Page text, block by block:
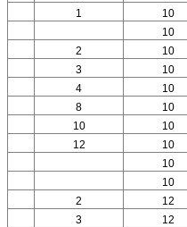
10
1
10
10
2
10
3
10
4
10
8
10
10
10
12
10
10
12
2
12
3